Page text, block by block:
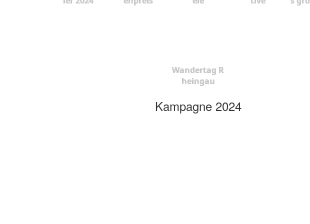
Wandertag R
heingau
Kampagne 2024